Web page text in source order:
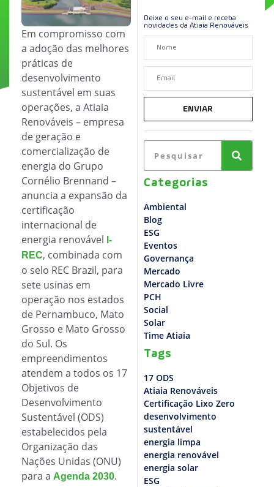
Em compromisso com
a adoção das melhores
práticas de
desenvolvimento
sustentável em suas
operações, a Atiaia
Renováveis – empresa
de geração e
comercialização de
energia do Grupo
Cornélio Brennand –
anuncia a expansão da
certificação
internacional de
energia renovável I-
REC, combinada com
o selo REC Brazil, para
sete usinas em
operação nos estados
de Pernambuco, Mato
Grosso e Mato Grosso
do Sul. Os
empreendimentos
atendem a todos os 17
Objetivos de
Desenvolvimento
Sustentável (ODS)
estabelecidos pela
Organização das
Nações Unidas (ONU)
para a Agenda 2030.
Deixe o seu e-mail e receba
novidades da Atiaia Renováveis
ENVIAR
Categorias
Ambiental
Blog
ESG
Eventos
Governança
Mercado
Mercado Livre
PCH
Social
Solar
Time Atiaia
Tags
17 ODS
Atiaia Renováveis
Certificação Lixo Zero
desenvolvimento
sustentável
energia limpa
energia renovável
energia solar
ESG